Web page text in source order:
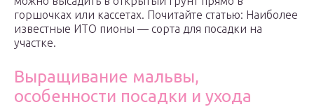
горшочках или кассетах. Почитайте статью: Наиболее
известные ИТО пионы — сорта для посадки на
участке.
Выращивание мальвы,
особенности посадки и ухода